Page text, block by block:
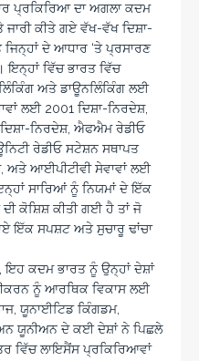
ਪ੍ਰਕਿਰਿਆ ਦਾ ਅਗਲਾ ਕਦਮ
ਕੀਤੇ ਗਏ ਵੱਖ-ਵੱਖ ਦਿਸ਼ਾ-
ਦੇ ਆਧਾਰ ‘ਤੇ ਪ੍ਰਸਾਰਣ
ਇਨ੍ਹਾਂ ਵਿੱਚ ਭਾਰਤ ਵਿੱਚ
ਅਤੇ ਡਾਊਨਲਿੰਕਿੰਗ ਲਈ
ਲਈ 2001 ਦਿਸ਼ਾ-ਨਿਰਦੇਸ਼,
ਨਿਰਦੇਸ਼, ਐਫਐਮ ਰੇਡੀਓ
ਰੇਡੀਓ ਸਟੇਸ਼ਨ ਸਥਾਪਤ
ਅਤੇ ਆਈਪੀਟੀਵੀ ਸੇਵਾਵਾਂ ਲਈ
ਸਾਰਿਆਂ ਨੂੰ ਨਿਯਮਾਂ ਦੇ ਇੱਕ
ਕੋਸ਼ਿਸ਼ ਕੀਤੀ ਗਈ ਹੈ ਤਾਂ ਜੋ
ਇੱਕ ਸਪਸ਼ਟ ਅਤੇ ਸੁਚਾਰੂ ਢਾਂਚਾ
ਇਹ ਕਦਮ ਭਾਰਤ ਨੂੰ ਉਨ੍ਹਾਂ ਦੇਸ਼ਾਂ
ਨੂੰ ਆਰਥਿਕ ਵਿਕਾਸ ਲਈ
ਯੂਨਾਈਟਿਡ ਕਿੰਗਡਮ,
ਯੂਨੀਅਨ ਦੇ ਕਈ ਦੇਸ਼ਾਂ ਨੇ ਪਿਛਲੇ
ਵਿੱਚ ਲਾਇਸੈਂਸ ਪ੍ਰਕਿਰਿਆਵਾਂ